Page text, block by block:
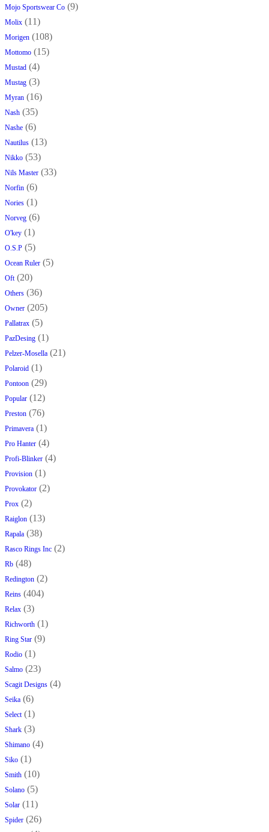
Mojo Sportswear Co (9)
Molix (11)
Morigen (108)
Mottomo (15)
Mustad (4)
Mustag (3)
Myran (16)
Nash (35)
Nashe (6)
Nautilus (13)
Nikko (53)
Nils Master (33)
Norfin (6)
Nories (1)
Norveg (6)
O'key (1)
O.S.P (5)
Ocean Ruler (5)
Oft (20)
Others (36)
Owner (205)
Pallatrax (5)
PazDesing (1)
Pelzer-Mosella (21)
Polaroid (1)
Pontoon (29)
Popular (12)
Preston (76)
Primavera (1)
Pro Hanter (4)
Profi-Blinker (4)
Provision (1)
Provokator (2)
Prox (2)
Raiglon (13)
Rapala (38)
Rasco Rings Inc (2)
Rb (48)
Redington (2)
Reins (404)
Relax (3)
Richworth (1)
Ring Star (9)
Rodio (1)
Salmo (23)
Scagit Designs (4)
Seika (6)
Select (1)
Shark (3)
Shimano (4)
Siko (1)
Smith (10)
Solano (5)
Solar (11)
Spider (26)